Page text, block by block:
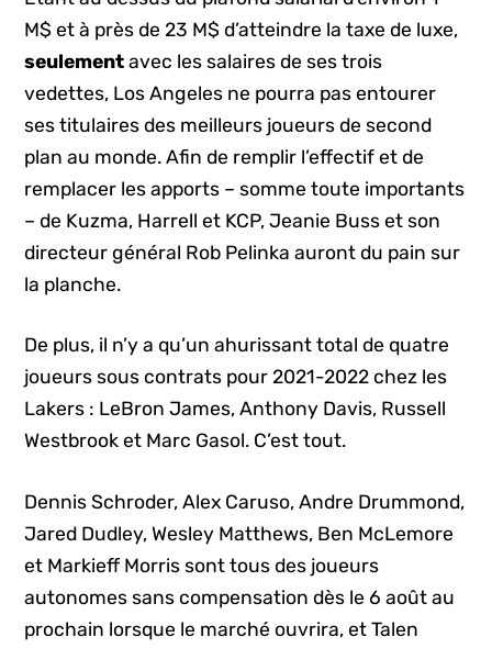
M$ et à près de 23 M$ d’atteindre la taxe de luxe,
seulementavec les salaires de ses trois
vedettes, Los Angeles ne pourra pas entourer
ses titulaires des meilleurs joueurs de second
plan au monde. Afin de remplir l’effectif et de
remplacer les apports – somme toute importants
– de Kuzma, Harrell et KCP, Jeanie Buss et son
directeur général Rob Pelinka auront du pain sur
la planche.
De plus, il n’y a qu’un ahurissant total de quatre
joueurs sous contrats pour 2021-2022 chez les
Lakers : LeBron James, Anthony Davis, Russell
Westbrook et Marc Gasol. C’est tout.
Dennis Schroder, Alex Caruso, Andre Drummond,
Jared Dudley, Wesley Matthews, Ben McLemore
et Markieff Morris sont tous des joueurs
autonomes sans compensation dès le 6 août au
prochain lorsque le marché ouvrira, et Talen